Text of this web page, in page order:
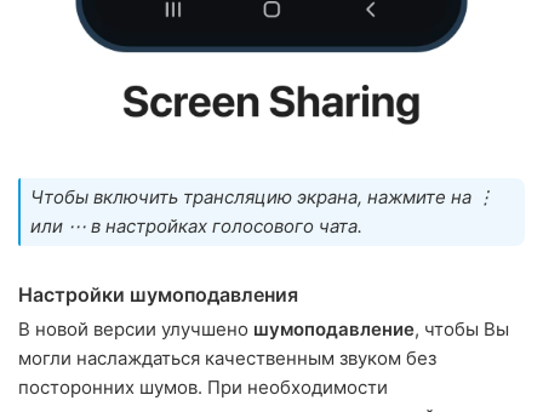
Чтобы включить трансляцию экрана, нажмите на ⋮
или ⋯ в настройках голосового чата.
Настройки шумоподавления
В новой версии улучшено шумоподавление, чтобы Вы
могли наслаждаться качественным звуком без
посторонних шумов. При необходимости